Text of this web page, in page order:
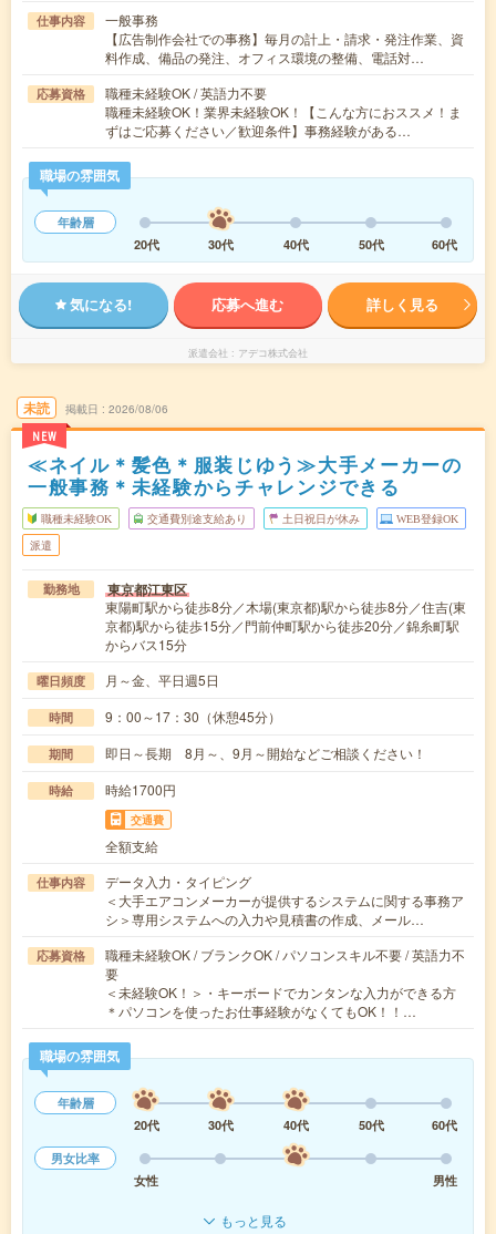
仕事内容
一般事務
【広告制作会社での事務】毎月の計上・請求・発注作業、資
料作成、備品の発注、オフィス環境の整備、電話対…
応募資格
職種未経験OK / 英語力不要
職種未経験OK！業界未経験OK！【こんな方におススメ！ま
ずはご応募ください／歓迎条件】事務経験がある…
職場の雰囲気
年齢層
20代
30代 40代 50代 60代
気になる! 応募へ進む 詳しく見る
派遣会社 アデコ株式会社
未読
NEW
掲載日 2026/08/06
≪ネイル＊髪色＊服装じゆう≫大手メーカーの
一般事務＊未経験からチャレンジできる
職種未経験OK 交通費別途支給あり 土日祝日が休み WEB登録OK
派遣
勤務地 東京都江東区
東陽町駅から徒歩8分／木場(東京都)駅から徒歩8分／住吉(東
京都)駅から徒歩15分／門前仲町駅から徒歩20分／錦糸町駅
からバス15分
曜日頻度 月～金、平日週5日
時間 9：00～17：30（休憩45分）
期間 即日～長期 8月～、9月～開始などご相談ください！
時給 時給1700円
交通費
全額支給
仕事内容
データ入力・タイピング
＜大手エアコンメーカーが提供するシステムに関する事務ア
シ＞専用システムへの入力や見積書の作成、メール…
応募資格
職種未経験OK / ブランクOK / パソコンスキル不要 / 英語力不
要
＜未経験OK！＞・キーボードでカンタンな入力ができる方
＊パソコンを使ったお仕事経験がなくてもOK！！…
職場の雰囲気
年齢層
20代
30代 40代 50代
60代
男女比率
女性
男性
もっと見る